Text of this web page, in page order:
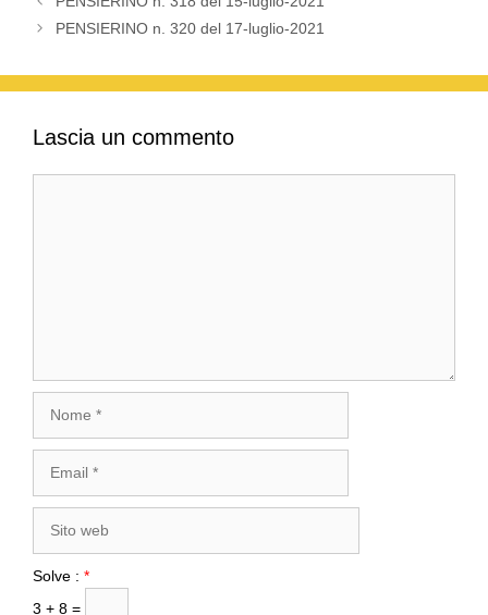
PENSIERINO n. 320 del 17-luglio-2021
Lascia un commento
web
Solve : *
3 + 8 =